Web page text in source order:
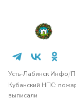
Усть-Лабинск Инфо/
Кубанский НПС:
выписали